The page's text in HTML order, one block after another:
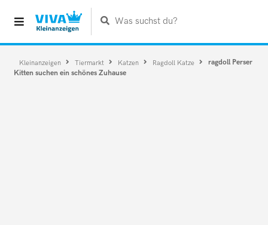
Was suchst du?
Kleinanzeigen Tiermarkt Katzen Ragdoll Katze
ragdoll Perser
Kitten suchen ein schönes Zuhause